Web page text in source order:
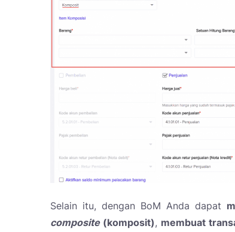
Selain itu, dengan BoM Anda dapat
composite (komposit), membuat